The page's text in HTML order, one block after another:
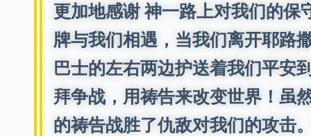
更加地感谢 神一路上对我们的保
牌与我们相遇，当我们离开耶路
巴士的左右两边护送着我们平安
拜争战，用祷告来改变世界！虽
的祷告战胜了仇敌对我们的攻击